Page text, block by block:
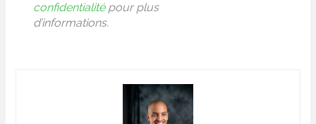
confidentialitépour plus
d’informations.